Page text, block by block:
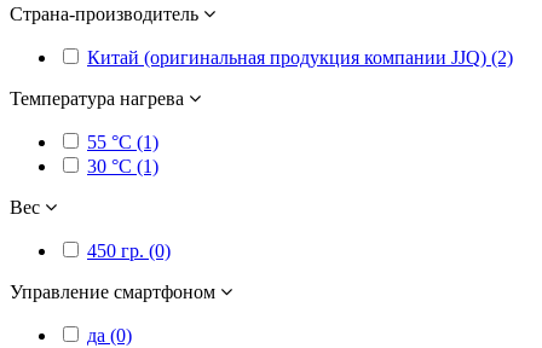
Страна-производитель
Китай (оригинальная продукция компании JJQ) (2)
Температура нагрева
55 °C (1)
30 °C (1)
Вес
450 гр. (0)
Управление смартфоном
да (0)